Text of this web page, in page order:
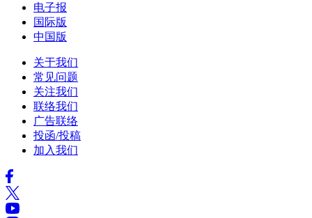
电子报
国际版
中国版
关于我们
常见问题
关注我们
联络我们
广告联络
投函/投稿
加入我们